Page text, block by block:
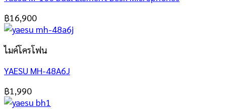
฿16,900
ไมค์โครโฟน
YAESU MH-48A6J
฿1,990